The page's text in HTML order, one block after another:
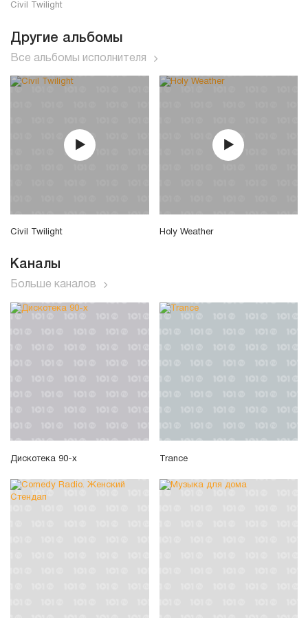
Civil Twilight
Другие альбомы
Все альбомы исполнителя
Civil Twilight Holy Weather
Каналы
Больше каналов
Дискотека 90-х Trance